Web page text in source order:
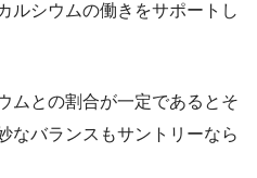
ルシウムの働きをサポートし
ムとの割合が一定であるとそ
なバランスもサントリーなら